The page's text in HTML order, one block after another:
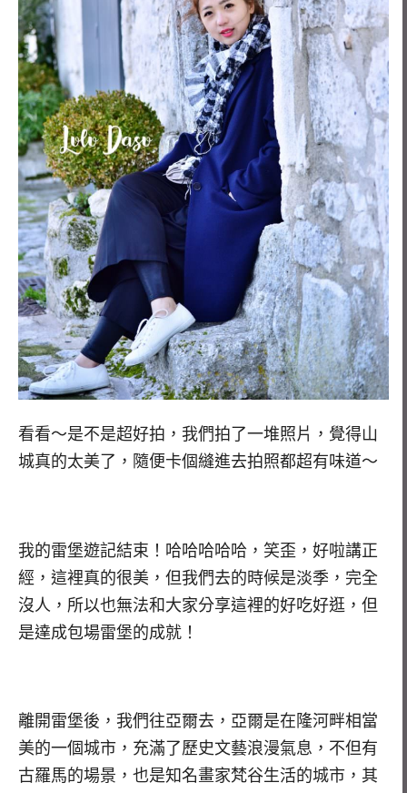
看看～是不是超好拍，我們拍了一堆照片，覺得山
城真的太美了，隨便卡個縫進去拍照都超有味道～
我的雷堡遊記結束！哈哈哈哈哈，笑歪，好啦講正
經，這裡真的很美，但我們去的時候是淡季，完全
沒人，所以也無法和大家分享這裡的好吃好逛，但
是達成包場雷堡的成就！
離開雷堡後，我們往亞爾去，亞爾是在隆河畔相當
美的一個城市，充滿了歷史文藝浪漫氣息，不但有
古羅馬的場景，也是知名畫家梵谷生活的城市，其